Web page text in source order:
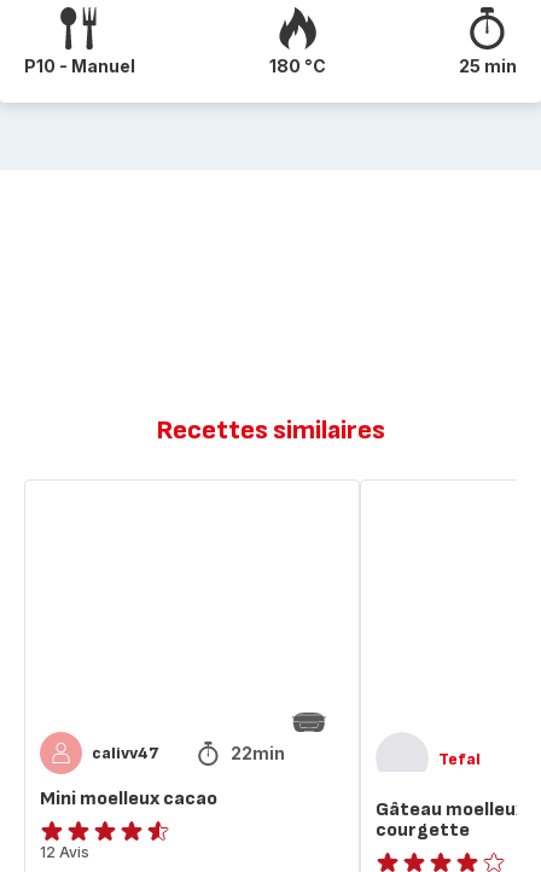
P10 - Manuel 180 °C 25 min
Recettes similaires
calivv47 22min
Mini moelleux cacao
ratings.4.5
12 Avis
Tefal
Gâteau moelleux
courgette